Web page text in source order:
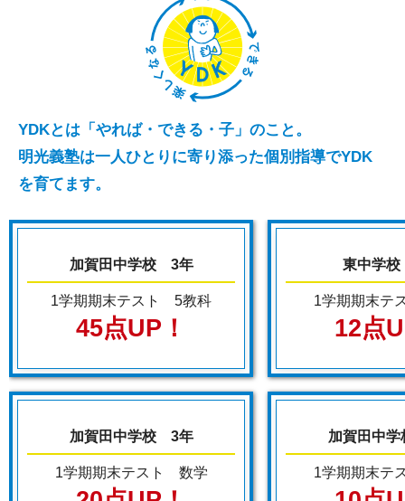
YDKとは「やれば・できる・子」のこと。
明光義塾は一人ひとりに寄り添った個別指導でYDK
を育てます。
加賀田中学校 3年
1学期期末テスト 5教科
45点UP！
加賀田中学校 3年
1学期期末テスト 数学
東中学
1学期期末テ
12点
加賀田中
1学期期末テ